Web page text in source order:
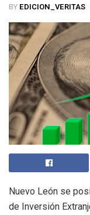
BY EDICION_VERITAS
Nuevo León se
de Inversión